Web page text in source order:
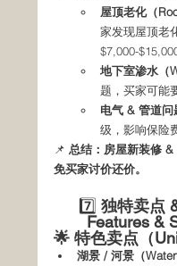
屋顶老化（
家发现屋顶老
$7,000-
地下室渗水（
题，买家可能
电气 & 管道问
级，影响保险
📌 总结：房屋新装修
免买家讨价还价。
7️⃣ 独特卖点
Features &
🌟 特色卖点（
湖景 / 河景（